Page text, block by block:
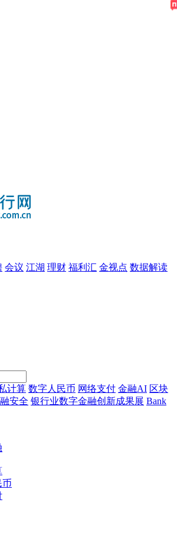
会议 江湖 理财 福利汇 金视点 数据解读
计算 数字人民币 网络支付 金融AI 区块
安全 银行业数字金融创新成果展 Bank
币